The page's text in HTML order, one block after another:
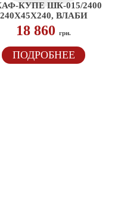
КУПЕ ШК-015/2400
240Х45Х240, ВЛАБИ
18 860 грн.
ПОДРОБНЕЕ